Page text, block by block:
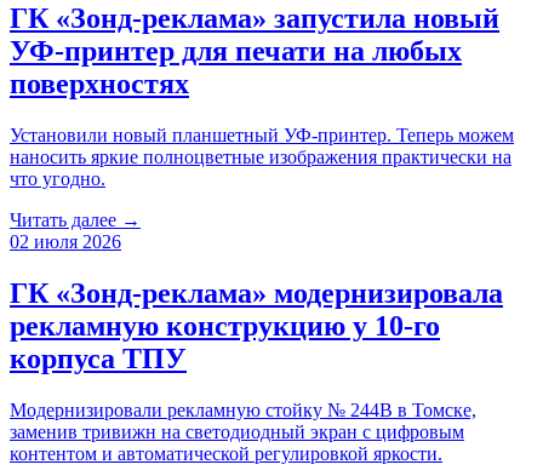
ГК «Зонд-реклама» запустила новый
УФ-принтер для печати на любых
поверхностях
Установили новый планшетный УФ-принтер. Теперь можем
наносить яркие полноцветные изображения практически на
что угодно.
Читать далее →
02 июля 2026
ГК «Зонд-реклама» модернизировала
рекламную конструкцию у 10-го
корпуса ТПУ
Модернизировали рекламную стойку № 244B в Томске,
заменив тривижн на светодиодный экран с цифровым
контентом и автоматической регулировкой яркости.